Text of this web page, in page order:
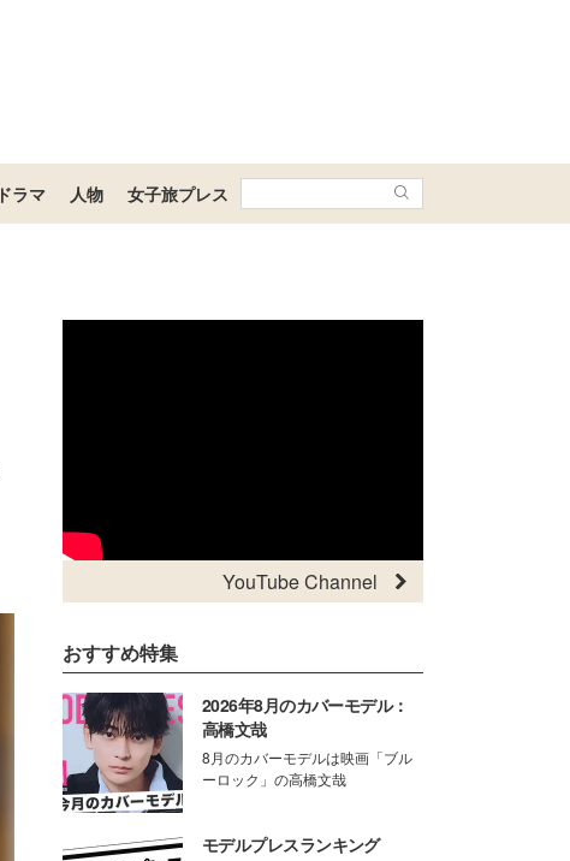
ドラマ 人物 女子旅プレス
YouTube Channel
おすすめ特集
2026年8月のカバーモデル：
高橋文哉
8月のカバーモデルは映画「ブル
ーロック」の高橋文哉
モデルプレスランキング